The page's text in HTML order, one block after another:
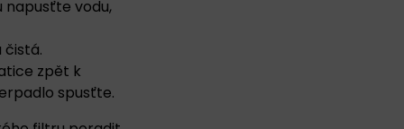
napusťte vodu,
čistá.
zpět k
spusťte.